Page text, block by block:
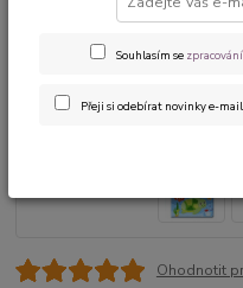
Ohodnotit
Souhlasím se
Přeji si odebírat novinky e-